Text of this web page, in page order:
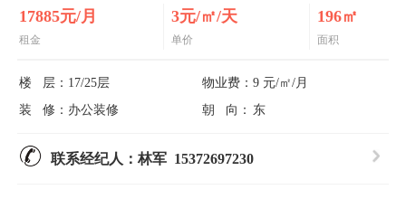
17885元/月 3元/㎡/天 196㎡
租金 单价 面积
楼 层： 17/25层 物业费： 9 元/㎡/月
装 修： 办公装修 朝 向： 东
联系经纪人：林军 15372697230